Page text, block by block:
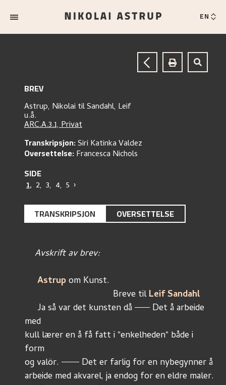
EN
BREV
Astrup, Nikolai tilSandahl, Leif
u.å.
ARC.A.3.1, Privat
Transkripsjon:Siri Katinka Valdez
Oversettelse:Francesca Nichols
SIDE
1, 2, 3, 4, 5 ›
TRANSKRIPSJON OVERSETTELSE
    Avskrift av brev:
     Astrup
om Kunst.
			           Breve til
Leif Sandahl
     Ja så var det kunsten då
Det å arbeide
med
kull lærer en å få fatt i "enkelheden" både i
form
og valör.